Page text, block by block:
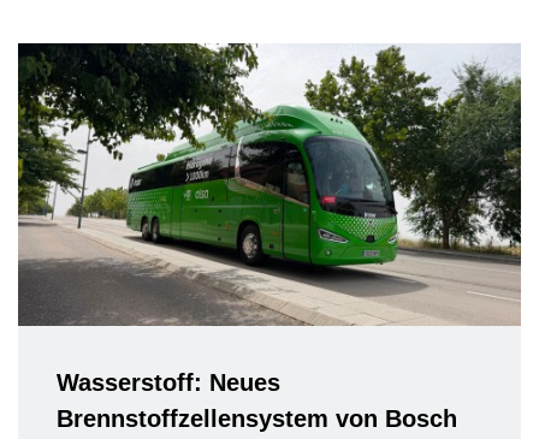
Wasserstoff: Neues
Brennstoffzellensystem von Bosch